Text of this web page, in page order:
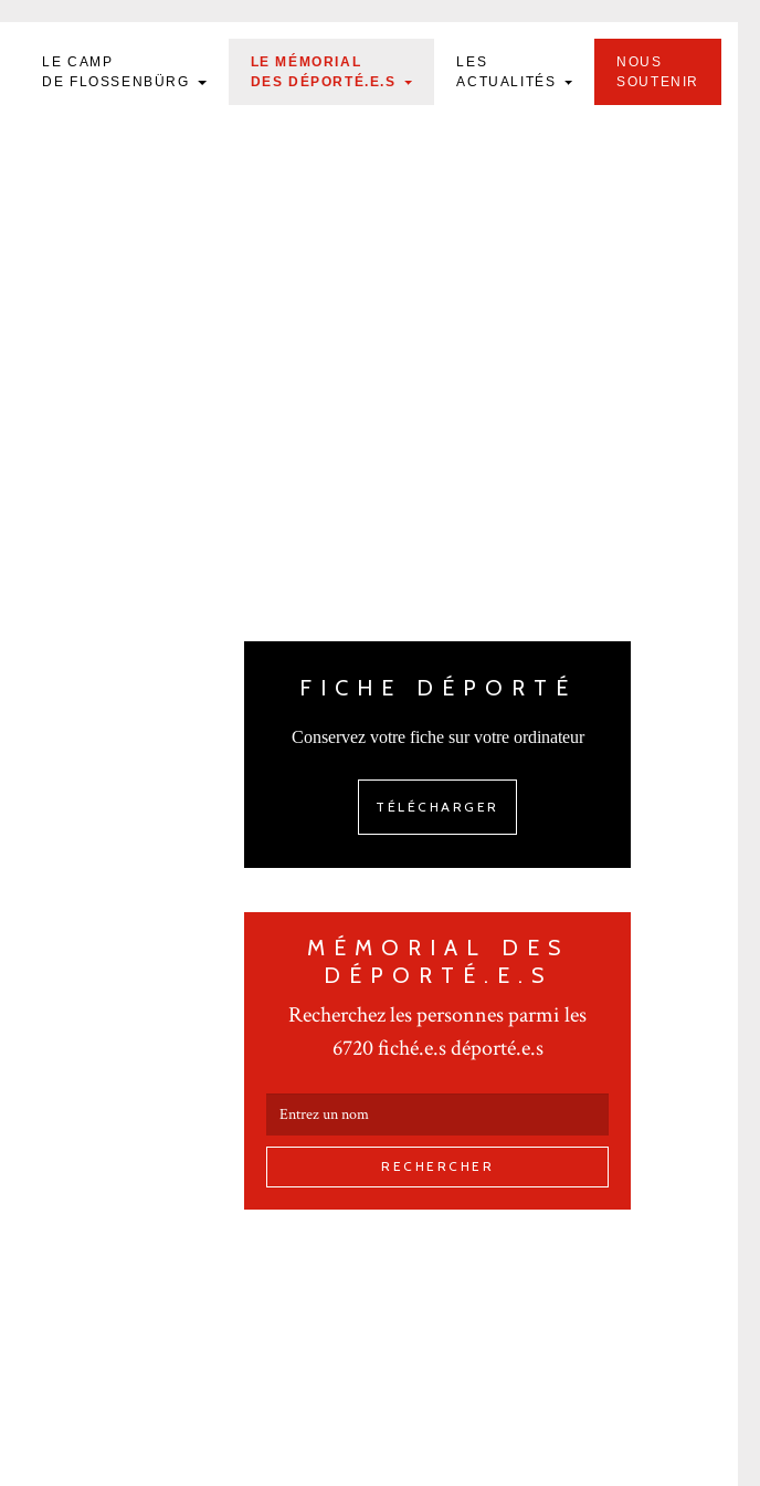
LE CAMP
DE FLOSSENBÜRG
LE MÉMORIAL
DES DÉPORTÉ.E.S
LES
ACTUALITÉS
NOUS
SOUTENIR
FICHE DÉPORTÉ
Conservez votre fiche sur votre ordinateur
TÉLÉCHARGER
MÉMORIAL DES
DÉPORTÉ.E.S
Recherchez les personnes parmi les
6720 fiché.e.s déporté.e.s
RECHERCHER